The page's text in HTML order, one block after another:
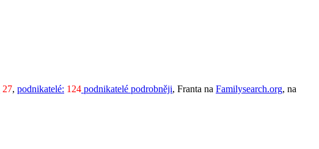
27, podnikatelé: 124 podnikatelé podrobněji, Franta na Familysearch.org, na